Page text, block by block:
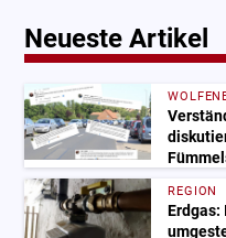
Neueste Artikel
REGION
Erdgas: